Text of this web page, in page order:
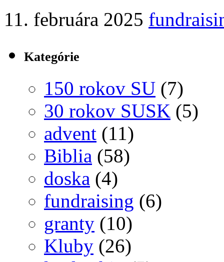
11. februára 2025
Kategórie
150 rokov SU (7)
30 rokov SUSK (5)
advent (11)
Biblia (58)
doska (4)
fundraising (6)
granty (10)
Kluby (26)